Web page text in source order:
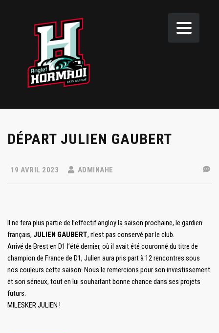
DÉPART JULIEN GAUBERT
19 AVRIL 2023 ADMINAHE
Il ne fera plus partie de l’effectif angloy la saison prochaine, le gardien
français, JULIEN GAUBERT, n’est pas conservé par le club.
Arrivé de Brest en D1 l’été dernier, où il avait été couronné du titre de
champion de France de D1, Julien aura pris part à 12 rencontres sous
nos couleurs cette saison. Nous le remercions pour son investissement
et son sérieux, tout en lui souhaitant bonne chance dans ses projets
futurs.
MILESKER JULIEN !